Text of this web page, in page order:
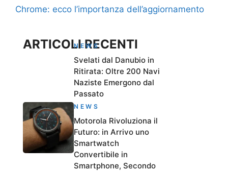
Chrome: ecco l’importanza dell’aggiornamento
ARTICOLI RECENTI
NEWS
Svelati dal Danubio in
Ritirata: Oltre 200 Navi
Naziste Emergono dal
Passato
NEWS
Motorola Rivoluziona il
Futuro: in Arrivo uno
Smartwatch
Convertibile in
Smartphone, Secondo